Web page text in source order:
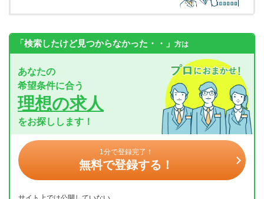
「検索したけど見つからなかった・・」 方は
あなたの
希望条件に合う
理想の求人
をお探しします！
1分で登録完了！
無料で登録する！